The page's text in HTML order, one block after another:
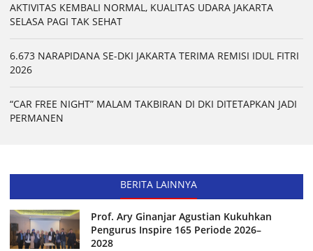
AKTIVITAS KEMBALI NORMAL, KUALITAS UDARA JAKARTA
SELASA PAGI TAK SEHAT
6.673 NARAPIDANA SE-DKI JAKARTA TERIMA REMISI IDUL FITRI
2026
“CAR FREE NIGHT” MALAM TAKBIRAN DI DKI DITETAPKAN JADI
PERMANEN
BERITA LAINNYA
Prof. Ary Ginanjar Agustian Kukuhkan
Pengurus Inspire 165 Periode 2026–
2028